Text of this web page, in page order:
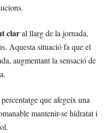
claral llarg de la jornada,
Aquesta situació fa que el
augmentant la sensació de
que afegeix una
mantenir-se hidratat i